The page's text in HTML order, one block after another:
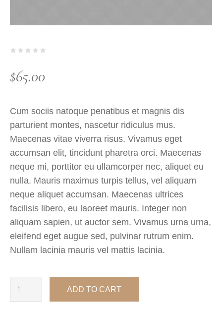
$65.00
Cum sociis natoque penatibus et magnis dis
parturient montes, nascetur ridiculus mus.
Maecenas vitae viverra risus. Vivamus eget
accumsan elit, tincidunt pharetra orci. Maecenas
neque mi, porttitor eu ullamcorper nec, aliquet eu
nulla. Mauris maximus turpis tellus, vel aliquam
neque aliquet accumsan. Maecenas ultrices
facilisis libero, eu laoreet mauris. Integer non
aliquam sapien, ut auctor sem. Vivamus urna urna,
eleifend eget augue sed, pulvinar rutrum enim.
Nullam lacinia mauris vel mattis lacinia.
ADD TO CART